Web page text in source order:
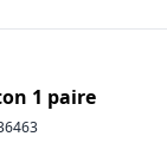
1 paire